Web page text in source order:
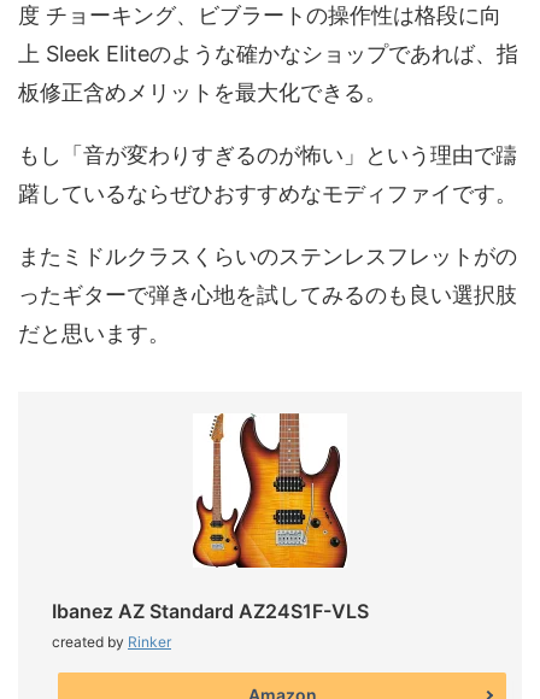
度 チョーキング、ビブラートの操作性は格段に向
上 Sleek Eliteのような確かなショップであれば、指
板修正含めメリットを最大化できる。
もし「音が変わりすぎるのが怖い」という理由で躊
躇しているならぜひおすすめなモディファイです。
またミドルクラスくらいのステンレスフレットがの
ったギターで弾き心地を試してみるのも良い選択肢
だと思います。
Ibanez AZ Standard AZ24S1F-VLS
created by Rinker